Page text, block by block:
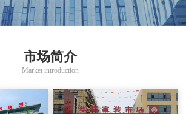
市场简介
Market introduction